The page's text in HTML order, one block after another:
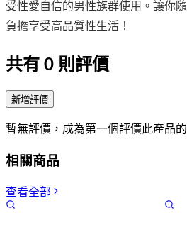
受性愛自信的男性族群使用。讓你
負擔享受高品質性生活！
共有 0 則評價
新增評價
暫無評價，成為第一個評價此產品的
相關商品
查看全部